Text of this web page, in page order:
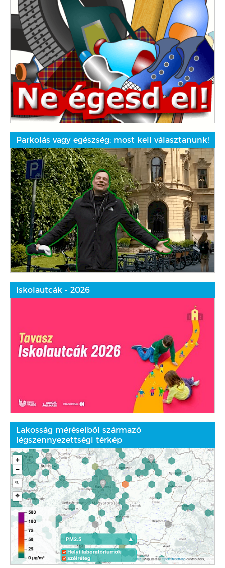
Parkolás vagy egészség: most kell választanunk!
Iskolautcák - 2026
Lakosság méréseiből származó
légszennyezettségi térkép